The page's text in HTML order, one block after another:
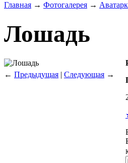
Главная → Фотогалерея →
Лошадь
← Предыдущая | Следующая →